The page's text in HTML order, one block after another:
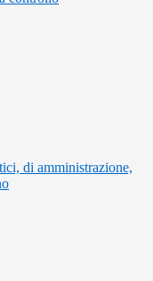
di amministrazione,